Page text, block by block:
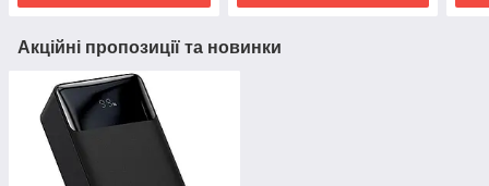
Акційні пропозиції та новинки